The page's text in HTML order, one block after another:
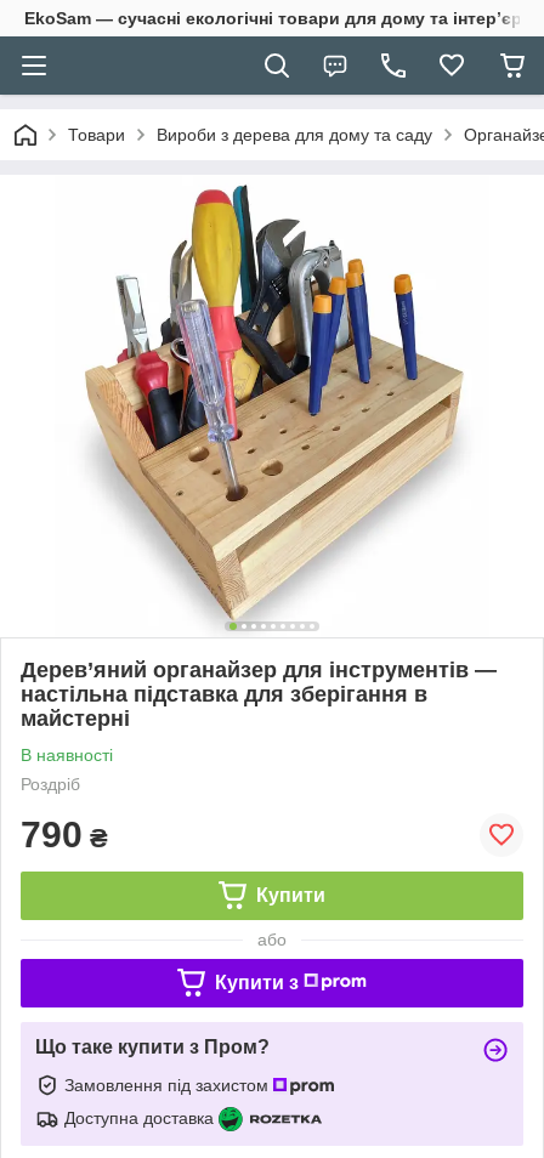
EkoSam — сучасні екологічні товари для дому та інтер’єру.
Товари Вироби з дерева для дому та саду
Дерев’яний органайзер для інструментів —
настільна підставка для зберігання в
майстерні
В наявності
Роздріб
790 ₴
Купити
або
Купити з
Що таке купити з Пром?
Замовлення під захистом
Доступна доставка